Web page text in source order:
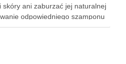
skóry ani zaburzać jej naturalnej
odpowiedniego szamponu
długim i frustrującym, bo